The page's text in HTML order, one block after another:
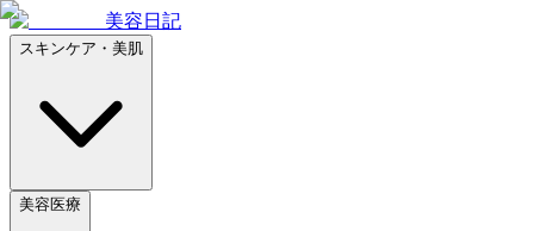
美容日記
スキンケア・美肌
美容医療